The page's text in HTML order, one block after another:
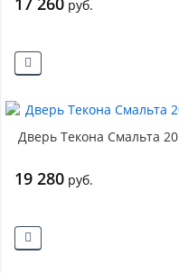
руб.
Дверь Текона Смальта
19 280 руб.